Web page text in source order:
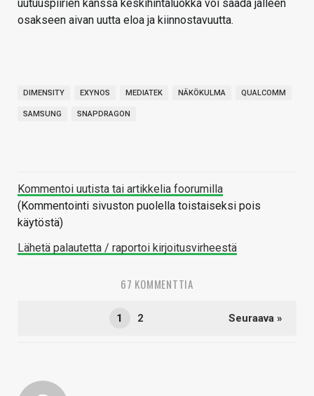
uutuuspiirien kanssa keskihintaluokka voi saada jälleen
osakseen aivan uutta eloa ja kiinnostavuutta.
DIMENSITY EXYNOS MEDIATEK NÄKÖKULMA QUALCOMM
SAMSUNG SNAPDRAGON
Kommentoi uutista tai artikkelia foorumilla
(Kommentointi sivuston puolella toistaiseksi pois
käytöstä)
Lähetä palautetta / raportoi kirjoitusvirheestä
67 KOMMENTTIA
1 2 Seuraava »